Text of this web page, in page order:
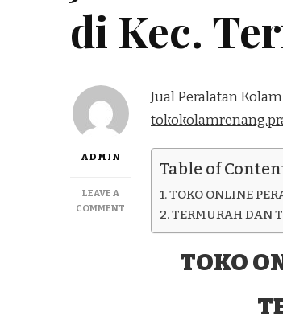
di Kec.
ADMIN
LEAVE A
COMMENT
TERLENGKAP
Jual Peralatan
Table of
TOKO ONLINE
TERMURAH DAN
TOKO